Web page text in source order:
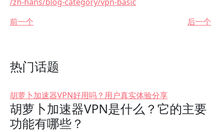
前一个
后一个
热门话题
胡萝卜加速器VPN好用吗？用户真实体验分享
胡萝卜加速器VPN是什么？它的主要
功能有哪些？